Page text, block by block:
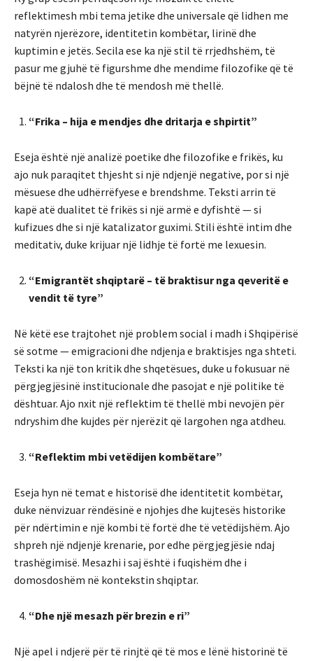
reflektimesh mbi tema jetike dhe universale që lidhen me
natyrën njerëzore, identitetin kombëtar, lirinë dhe
kuptimin e jetës. Secila ese ka një stil të rrjedhshëm, të
pasur me gjuhë të figurshme dhe mendime filozofike që të
bëjnë të ndalosh dhe të mendosh më thellë.
“Frika – hija e mendjes dhe dritarja e shpirtit”
Eseja është një analizë poetike dhe filozofike e frikës, ku
ajo nuk paraqitet thjesht si një ndjenjë negative, por si një
mësuese dhe udhërrëfyese e brendshme. Teksti arrin të
kapë atë dualitet të frikës si një armë e dyfishtë — si
kufizues dhe si një katalizator guximi. Stili është intim dhe
meditativ, duke krijuar një lidhje të fortë me lexuesin.
“Emigrantët shqiptarë – të braktisur nga qeveritë e
vendit të tyre”
Në këtë ese trajtohet një problem social i madh i Shqipërisë
së sotme — emigracioni dhe ndjenja e braktisjes nga shteti.
Teksti ka një ton kritik dhe shqetësues, duke u fokusuar në
përgjegjësinë institucionale dhe pasojat e një politike të
dështuar. Ajo nxit një reflektim të thellë mbi nevojën për
ndryshim dhe kujdes për njerëzit që largohen nga atdheu.
“Reflektim mbi vetëdijen kombëtare”
Eseja hyn në temat e historisë dhe identitetit kombëtar,
duke nënvizuar rëndësinë e njohjes dhe kujtesës historike
për ndërtimin e një kombi të fortë dhe të vetëdijshëm. Ajo
shpreh një ndjenjë krenarie, por edhe përgjegjësie ndaj
trashëgimisë. Mesazhi i saj është i fuqishëm dhe i
domosdoshëm në kontekstin shqiptar.
“Dhe një mesazh për brezin e ri”
Një apel i ndjerë për të rinjtë që të mos e lënë historinë të